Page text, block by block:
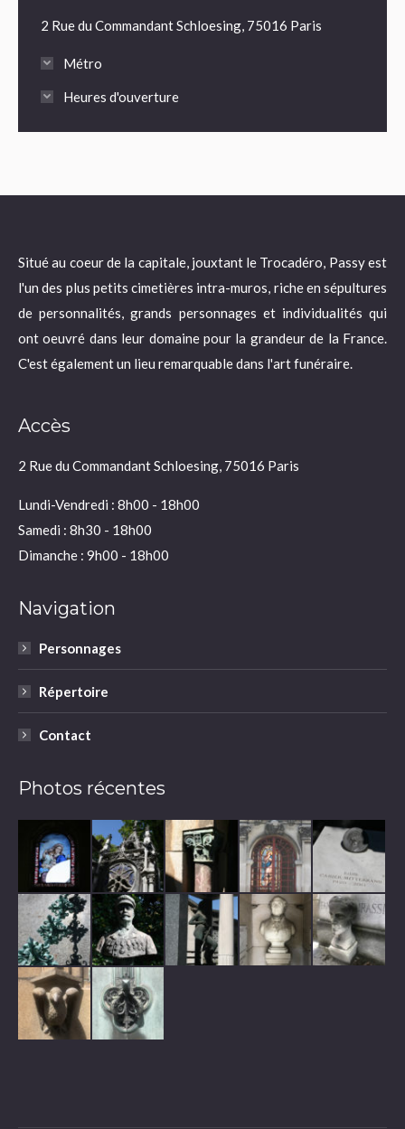
2 Rue du Commandant Schloesing, 75016 Paris
Métro
Heures d'ouverture
Situé au coeur de la capitale, jouxtant le Trocadéro, Passy est
l'un des plus petits cimetières intra-muros, riche en sépultures
de personnalités, grands personnages et individualités qui
ont oeuvré dans leur domaine pour la grandeur de la France.
C'est également un lieu remarquable dans l'art funéraire.
Accès
2 Rue du Commandant Schloesing, 75016 Paris
Lundi-Vendredi : 8h00 - 18h00
Samedi : 8h30 - 18h00
Dimanche : 9h00 - 18h00
Navigation
Personnages
Répertoire
Contact
Photos récentes